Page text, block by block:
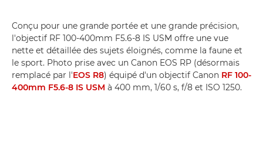
Conçu pour une grande portée et une grande précision,
l'objectif RF 100-400mm F5.6-8 IS USM offre une vue
nette et détaillée des sujets éloignés, comme la faune et
le sport. Photo prise avec un Canon EOS RP (désormais
remplacé par l'EOS R8) équipé d'un objectif Canon RF 100-
400mm F5.6-8 IS USM à 400 mm, 1/60 s, f/8 et ISO 1250.